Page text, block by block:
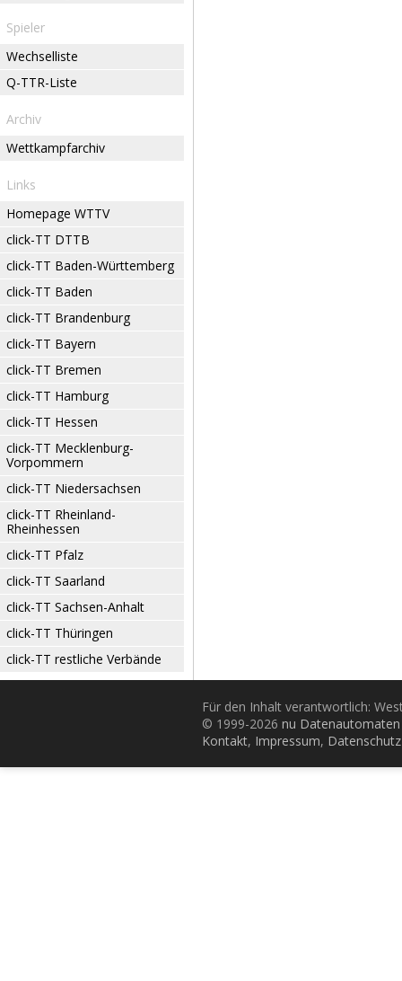
Spieler
Wechselliste
Q-TTR-Liste
Archiv
Wettkampfarchiv
Links
Homepage WTTV
click-TT DTTB
click-TT Baden-Württemberg
click-TT Baden
click-TT Brandenburg
click-TT Bayern
click-TT Bremen
click-TT Hamburg
click-TT Hessen
click-TT Mecklenburg-
Vorpommern
click-TT Niedersachsen
click-TT Rheinland-
Rheinhessen
click-TT Pfalz
click-TT Saarland
click-TT Sachsen-Anhalt
click-TT Thüringen
click-TT restliche Verbände
Für den Inhalt verantwortlich:
© 1999-2026 nu
Kontakt, Impressum, Datenschutz